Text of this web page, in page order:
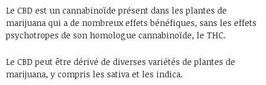
Le CBD est un cannabinoïde présent dans les plantes de
marijuana qui a de nombreux effets bénéfiques, sans les effets
psychotropes de son homologue cannabinoïde, le THC.
Le CBD peut être dérivé de diverses variétés de plantes de
marijuana, y compris les sativa et les indica.